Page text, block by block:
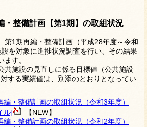
・整備計画【第1期】の取組状況
1期再編・整備計画（平成28年度～令和
を対象に進捗状況調査を行い、その結果
す。
共施設の見直しに係る目標値（公共施設
する実績値は、別添のとおりとなってい
・整備計画の取組状況（令和3年度）
ル]
【NEW】
・整備計画の取組状況（令和2年度）